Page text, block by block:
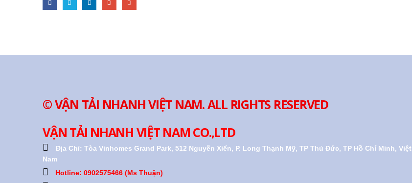
© VẬN TẢI NHANH VIỆT NAM. ALL RIGHTS RESERVED
VẬN TẢI NHANH VIỆT NAM CO.,LTD
Địa Chỉ: Tòa Vinhomes Grand Park, 512 Nguyễn Xiển, P. Long Thạnh Mỹ, TP Thủ Đức, TP Hồ Chí Minh, Việt
Nam
Hotline: 0902575466 (Ms Thuận)